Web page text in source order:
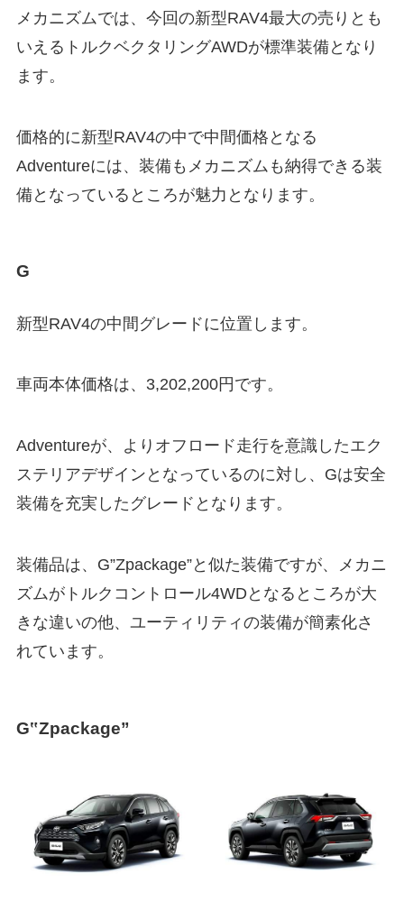
メカニズムでは、今回の新型RAV4最大の売りとも
いえるトルクベクタリングAWDが標準装備となり
ます。
価格的に新型RAV4の中で中間価格となる
Adventureには、装備もメカニズムも納得できる装
備となっているところが魅力となります。
G
新型RAV4の中間グレードに位置します。
車両本体価格は、 3,202,200円です。
Adventureが、よりオフロード走行を意識したエク
ステリアデザインとなっているのに対し、Gは安全
装備を充実したグレードとなります。
装備品は、G”Zpackage”と似た装備ですが、メカニ
ズムがトルクコントロール4WDとなるところが大
きな違いの他、ユーティリティの装備が簡素化さ
れています。
G‟Zpackage”